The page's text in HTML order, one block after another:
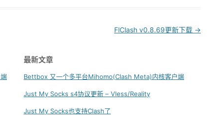
FlClash v0.8.69更新下载 →
最新文章
Bettbox 又一个多平台Mihomo(Clash Meta)内核客户端
Just My Socks s4协议更新 – Vless/Reality
Just My Socks也支持Clash了